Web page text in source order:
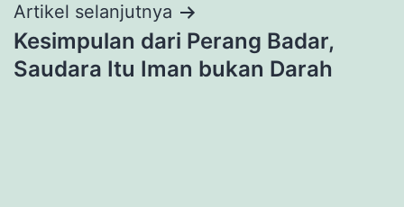
Artikel selanjutnya
Kesimpulan dari Perang Badar,
Saudara Itu Iman bukan Darah